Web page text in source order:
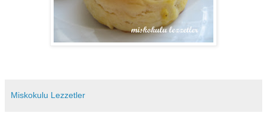
Miskokulu Lezzetler